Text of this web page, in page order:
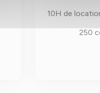
10H de
250